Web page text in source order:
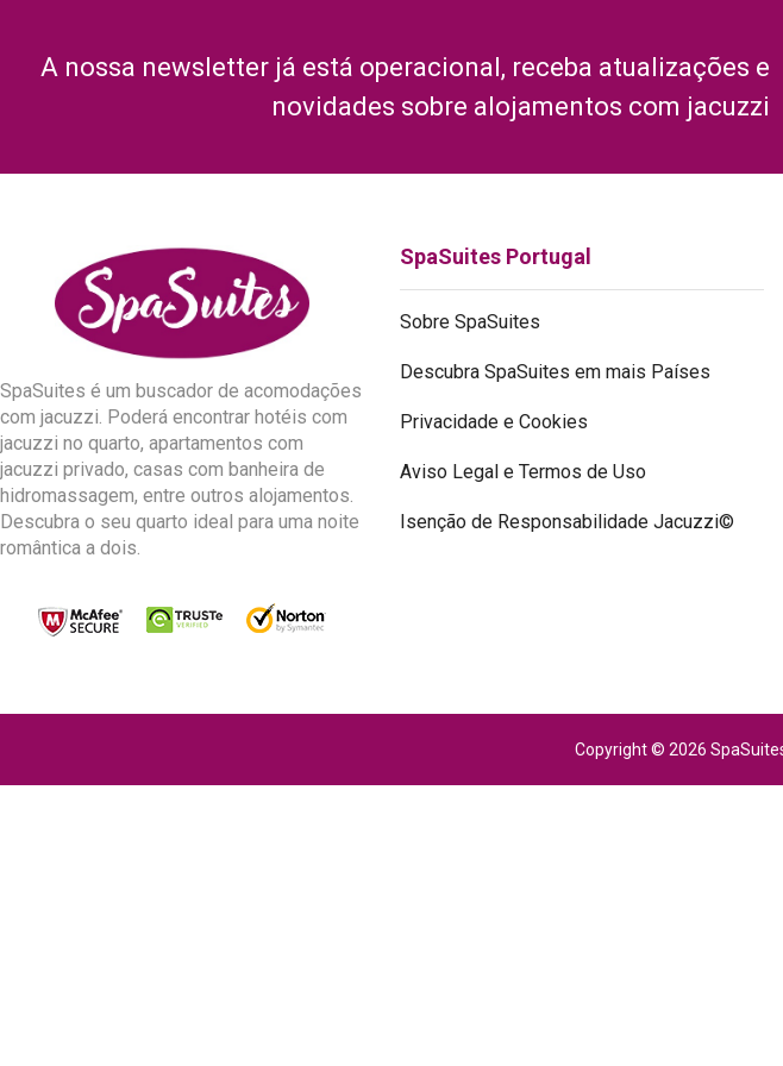
A nossa newsletter já está operacional, receba atualizações e
novidades sobre alojamentos com jacuzzi
SpaSuites é um buscador de acomodações
com jacuzzi. Poderá encontrar hotéis com
jacuzzi no quarto, apartamentos com
jacuzzi privado, casas com banheira de
hidromassagem, entre outros alojamentos.
Descubra o seu quarto ideal para uma noite
romântica a dois.
SpaSuites Portugal
Sobre SpaSuites
Descubra SpaSuites em mais Países
Privacidade e Cookies
Aviso Legal e Termos de Uso
Isenção de Responsabilidade Jacuzzi©
Copyright © 2026